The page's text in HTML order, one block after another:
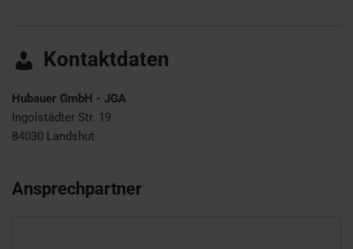
Kontaktdaten
Hubauer GmbH - JGA
Ingolstädter Str. 19
84030 Landshut
Ansprechpartner